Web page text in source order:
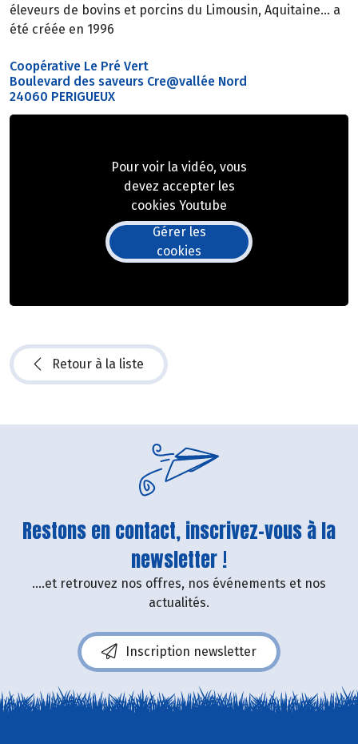
éleveurs de bovins et porcins du Limousin, Aquitaine… a
été créée en 1996
Coopérative Le Pré Vert
Boulevard des saveurs Cre@vallée Nord
24060 PERIGUEUX
Pour voir la vidéo, vous
devez accepter les
cookies Youtube
Gérer les
cookies
Retour à la liste
Restons en contact, inscrivez-vous à la
newsletter !
....et retrouvez nos offres, nos événements et nos
actualités.
Inscription newsletter